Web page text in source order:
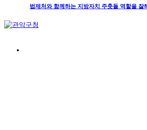
법제처와 함께하는 지방자치 주춧돌 역할을 잘